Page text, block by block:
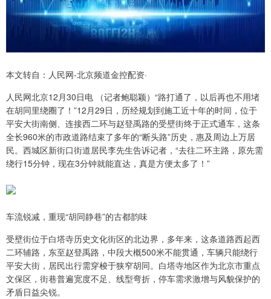
本文转自：人民网-北京频道金控配资·
人民网北京12月30日电 （记者鲍聪颖）“路打通了，以后再也不用堵
在胡同里绕圈了！”12月29日，历经规划到施工近十年的时间，位于
平安大街南侧、连接西二环与赵登禹路的受壁街终于正式通车，这条
全长960米的市政道路结束了多年的“断头路”历史，惠及周边上万居
民。西城区新街口街道居民李先生告诉记者，“去往二环主路，原先需
绕行15分钟，现在3分钟就能直达，真是方便太多了！”
车流锐减，重现“胡同静巷”的古都韵味
受壁街位于白塔寺历史文化街区的北边界，多年来，这条道路西起西
二环辅路，东至赵登禹路，中段大概500米不能贯通，车辆只能绕行
平安大街，居民出行需穿梭于狭窄胡同。白塔寺地区作为北京市重点
文保区，街巷普遍宽度不足、线型弯折，停车需求激增与风貌保护的
矛盾日益尖锐。